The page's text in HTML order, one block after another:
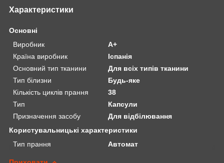
Характеристики
Основні
Виробник
A+
Країна виробник
Іспанія
Основний тип тканини
Для всіх типів тканини
Тип білизни
Будь-яке
Кількість циклів прання
38
Тип
Капсули
Призначення засобу
Для відбілювання
Користувальницькі характеристики
Тип прання
Автомат